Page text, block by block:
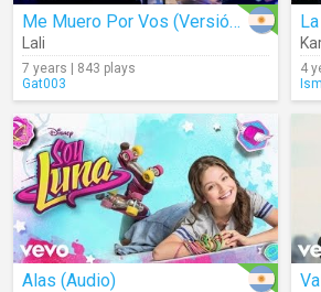
Me Muero Por Vos (Versión Cumbia)
Lali
7 years | 843 plays
Gat003
4
Alas (Audio)